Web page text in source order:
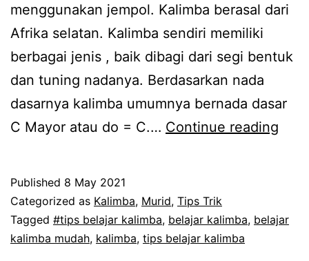
menggunakan jempol. Kalimba berasal dari
Afrika selatan. Kalimba sendiri memiliki
berbagai jenis , baik dibagi dari segi bentuk
dan tuning nadanya. Berdasarkan nada
dasarnya kalimba umumnya bernada dasar
C Mayor atau do = C.… Continue reading
/
Published 8 May 2021
Categorized as Kalimba, Murid, Tips Trik
Tagged #tips belajar kalimba, belajar kalimba, belajar
kalimba mudah, kalimba, tips belajar kalimba